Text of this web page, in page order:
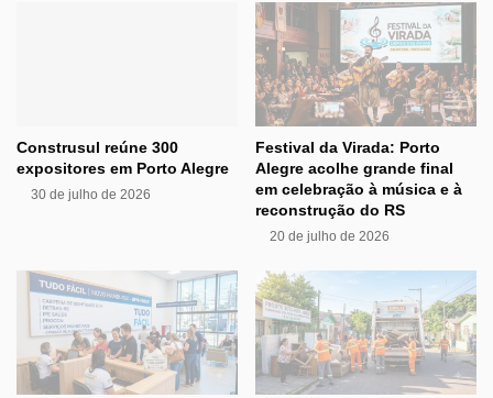
Construsul reúne 300
expositores em Porto Alegre
30 de julho de 2026
Festival da Virada: Porto
Alegre acolhe grande final
em celebração à música e à
reconstrução do RS
20 de julho de 2026